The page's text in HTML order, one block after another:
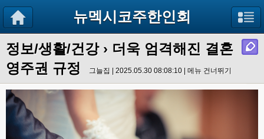
뉴멕시코주한인회
정보/생활/건강› 더욱 엄격해진 결혼
영주권 규정
그늘집 | 2025.05.30 08:08:10 | 메뉴 건너뛰기